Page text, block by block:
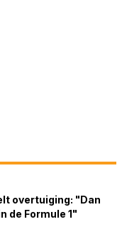
overtuiging: "Dan
de Formule 1"